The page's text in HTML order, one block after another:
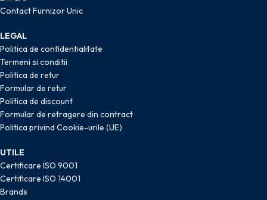
Contact Furnizor Unic
LEGAL
Politica de confidentialitate
Termeni si conditii
Politica de retur
Formular de retur
Politica de discount
Formular de retragere din contract
Politica privind Cookie-urile (UE)
UTILE
Certificare ISO 9001
Certificare ISO 14001
Brands